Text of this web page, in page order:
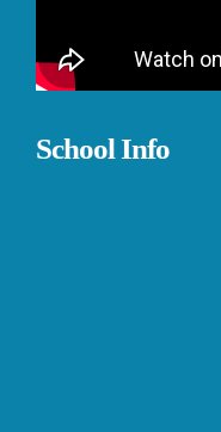
School Info